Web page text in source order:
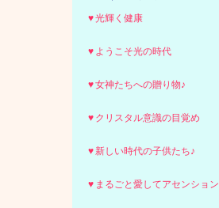
♥ 光輝く健康
♥ ようこそ光の時代
♥ 女神たちへの贈り物♪
♥ クリスタル意識の目覚め
♥ 新しい時代の子供たち♪
♥ まるごと愛してアセンション